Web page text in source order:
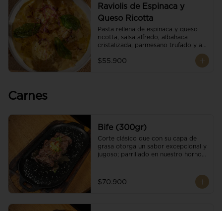
Raviolis de Espinaca y
Queso Ricotta
Pasta rellena de espinaca y queso
ricotta, salsa alfredo, albahaca
cristalizada, parmesano trufado y ajo
$55.900
Carnes
Bife (300gr)
Corte clásico que con su capa de
grasa otorga un sabor excepcional y
jugoso; parrillado en nuestro horno
cristales de sal y mantequilla de ajo
y pimientos. Una guarnición a
$70.900